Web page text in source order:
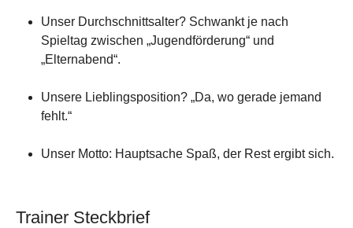
Unser Durchschnittsalter? Schwankt je nach
Spieltag zwischen „Jugendförderung“ und
„Elternabend“.
Unsere Lieblingsposition? „Da, wo gerade jemand
fehlt.“
Unser Motto: Hauptsache Spaß, der Rest ergibt sich.
Trainer Steckbrief